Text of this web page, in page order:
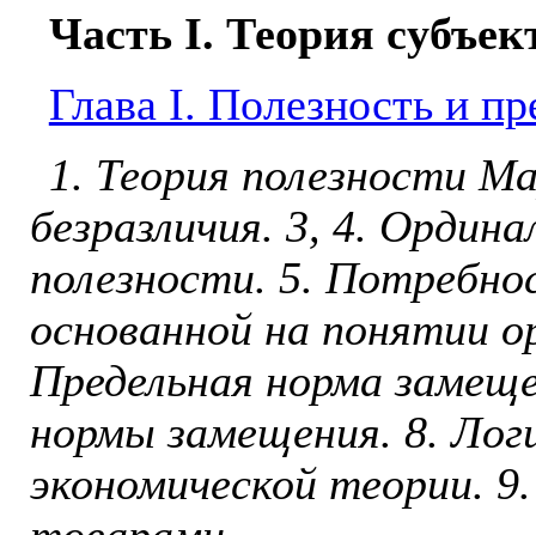
Часть I. Теория
Глава I. Полезность и
1. Теория полезности
безразличия. 3, 4.
полезности. 5.
основанной на понятии
Предельная норма
нормы замещения. 8.
экономической теории.